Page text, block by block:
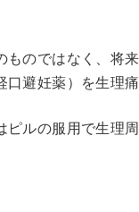
ものではなく、将
口避妊薬）を生理
ピルの服用で生理